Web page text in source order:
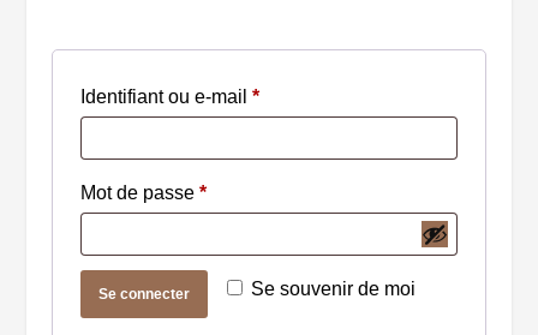
Identifiant ou e-mail *O
i
a
Mot de passe *O
l
Se souvenir de moi
Se connecter